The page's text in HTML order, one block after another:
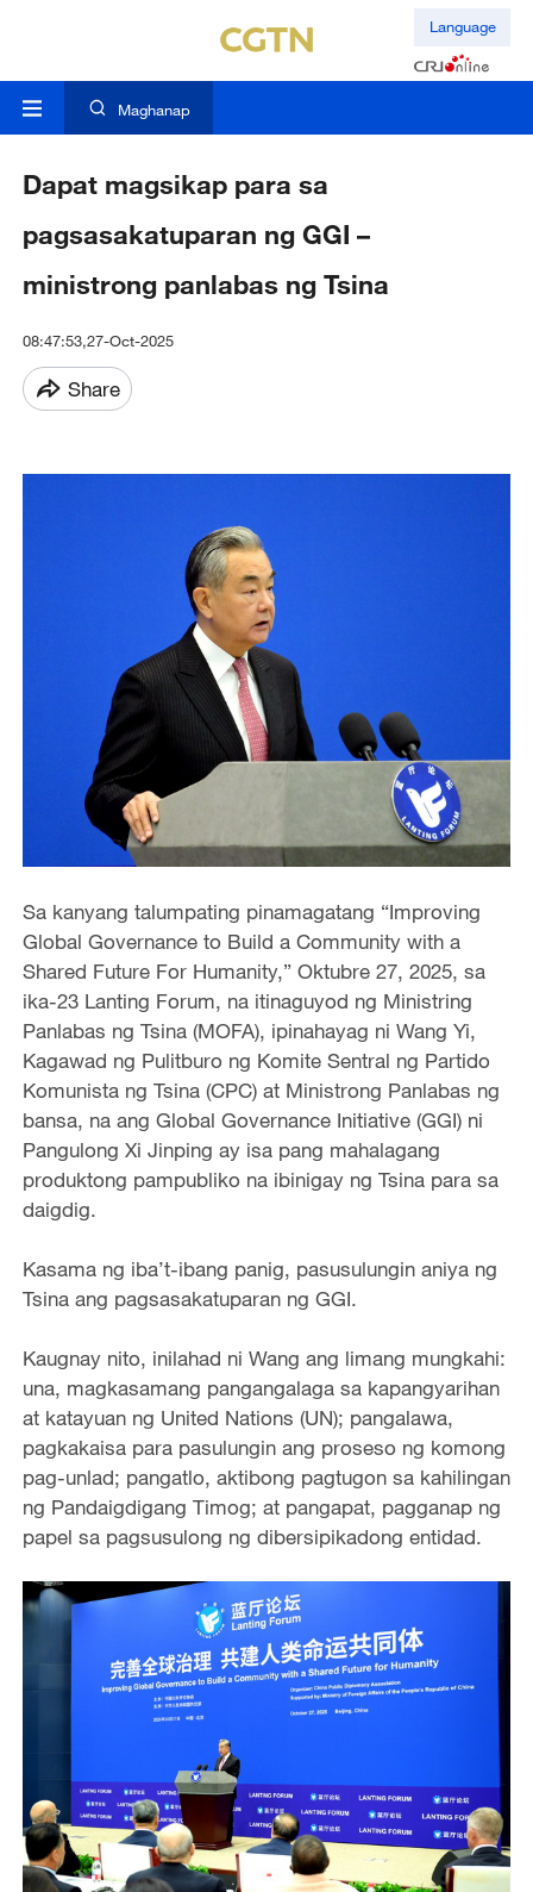
Language
Maghanap
Dapat magsikap para sa
pagsasakatuparan ng GGI –
ministrong panlabas ng Tsina
08:47:53,27-Oct-2025
Share
Sa kanyang talumpating pinamagatang “Improving
Global Governance to Build a Community with a
Shared Future For Humanity,” Oktubre 27, 2025, sa
ika-23 Lanting Forum, na itinaguyod ng Ministring
Panlabas ng Tsina (MOFA), ipinahayag ni Wang Yi,
Kagawad ng Pulitburo ng Komite Sentral ng Partido
Komunista ng Tsina (CPC) at Ministrong Panlabas ng
bansa, na ang Global Governance Initiative (GGI) ni
Pangulong Xi Jinping ay isa pang mahalagang
produktong pampubliko na ibinigay ng Tsina para sa
daigdig.
Kasama ng iba’t-ibang panig, pasusulungin aniya ng
Tsina ang pagsasakatuparan ng GGI.
Kaugnay nito, inilahad ni Wang ang limang mungkahi:
una, magkasamang pangangalaga sa kapangyarihan
at katayuan ng United Nations (UN); pangalawa,
pagkakaisa para pasulungin ang proseso ng komong
pag-unlad; pangatlo, aktibong pagtugon sa kahilingan
ng Pandaigdigang Timog; at pangapat, pagganap ng
papel sa pagsusulong ng dibersipikadong entidad.